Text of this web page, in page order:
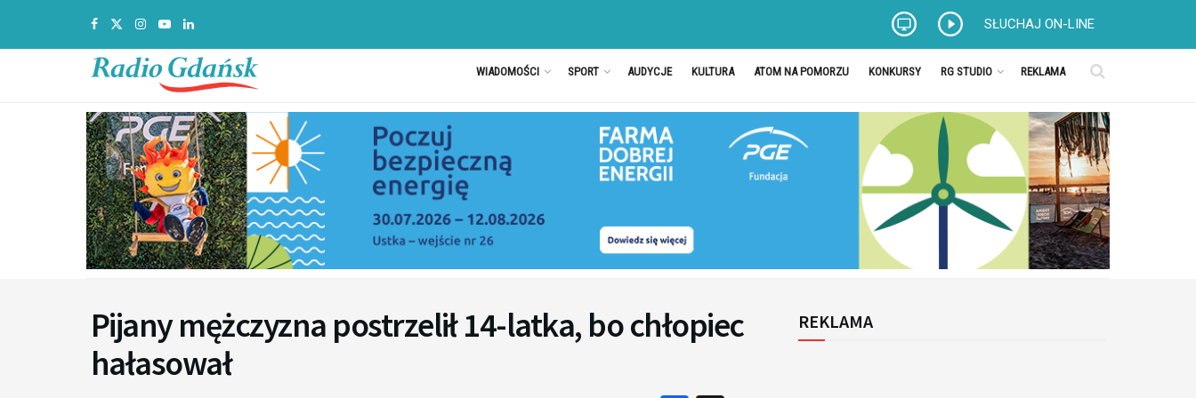
SŁUCHAJ ON-LINE
WIADOMOŚCI SPORT AUDYCJE KULTURA ATOM NA POMORZU KONKURSY RG STUDIO REKLAMA
Pijany mężczyzna postrzelił 14-latka, bo chłopiec
hałasował
REKLAMA